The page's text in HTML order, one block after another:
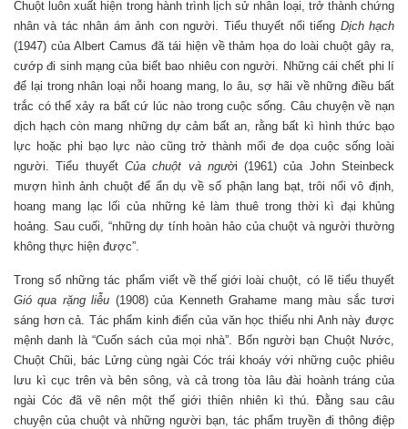
Chuột luôn xuất hiện trong hành trình lịch sử nhân loại, trở thành chứng
nhân và tác nhân ám ảnh con người. Tiểu thuyết nổi tiếng Dịch hạch
(1947) của Albert Camus đã tái hiện về thảm họa do loài chuột gây ra,
cướp đi sinh mạng của biết bao nhiêu con người. Những cái chết phi lí
để lại trong nhân loại nỗi hoang mang, lo âu, sợ hãi về những điều bất
trắc có thể xảy ra bất cứ lúc nào trong cuộc sống. Câu chuyện về nạn
dịch hạch còn mang những dự cảm bất an, rằng bất kì hình thức bạo
lực hoặc phi bạo lực nào cũng trở thành mối đe dọa cuộc sống loài
người. Tiểu thuyết Của chuột và người (1961) của John Steinbeck
mượn hình ảnh chuột để ẩn dụ về số phận lang bạt, trôi nổi vô định,
hoang mang lạc lối của những kẻ làm thuê trong thời kì đại khủng
hoảng. Sau cuối, “những dự tính hoàn hảo của chuột và người thường
không thực hiện được”.
Trong số những tác phẩm viết về thế giới loài chuột, có lẽ tiểu thuyết
Gió qua rặng liễu (1908) của Kenneth Grahame mang màu sắc tươi
sáng hơn cả. Tác phẩm kinh điển của văn học thiếu nhi Anh này được
mệnh danh là “Cuốn sách của mọi nhà”. Bốn người bạn Chuột Nước,
Chuột Chũi, bác Lửng cùng ngài Cóc trái khoáy với những cuộc phiêu
lưu kì cục trên và bên sông, và cả trong tòa lâu đài hoành tráng của
ngài Cóc đã vẽ nên một thế giới thiên nhiên kì thú. Đằng sau câu
chuyện của chuột và những người bạn, tác phẩm truyền đi thông điệp